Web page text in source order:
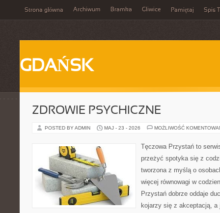
Strona główna Archiwum Bramka Gliwice Pamiętaj Spis
GDAŃSK
ZDROWIE PSYCHICZNE
POSTED BY ADMIN MAJ - 23 - 2026 MOŻLIWOŚĆ
Tęczowa Przystań to
przeżyć spotyka się z
tworzona z myślą o
więcej równowagi w
Przystań dobrze oddaje
kojarzy się z akceptacją,